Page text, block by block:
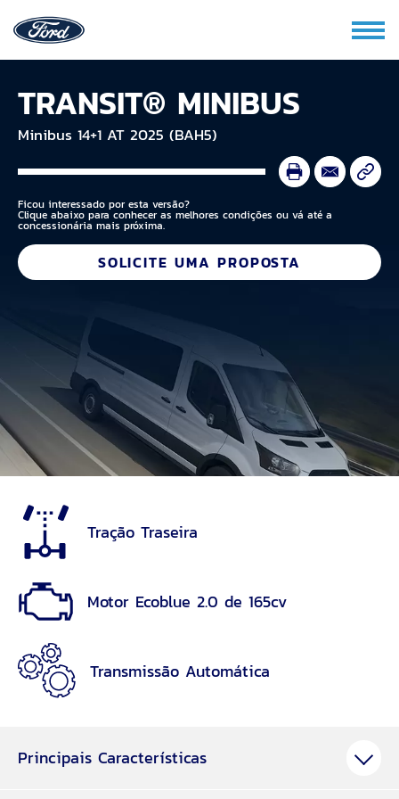
TRANSIT® MINIBUS
Minibus 14+1 AT 2025 (BAH5)
Ficou interessado por esta versão?
Clique abaixo para conhecer as melhores condições ou vá até a
concessionária mais próxima.
SOLICITE UMA PROPOSTA
Tração Traseira
Motor Ecoblue 2.0 de 165cv
Transmissão Automática
Principais Características